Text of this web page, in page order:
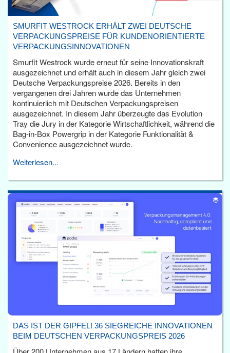
SMURFIT WESTROCK ERHÄLT ZWEI DEUTSCHE
VERPACKUNGSPREISE FÜR KUNDENORIENTIERTE
VERPACKUNGSINNOVATIONEN
Smurfit Westrock wurde erneut für seine Innovationskraft
ausgezeichnet und erhält auch in diesem Jahr gleich zwei
Deutsche Verpackungspreise 2026. Bereits in den
vergangenen drei Jahren wurde das Unternehmen
kontinuierlich mit Deutschen Verpackungspreisen
ausgezeichnet. In diesem Jahr überzeugte das Evolution
Tray die Jury in der Kategorie Wirtschaftlichkeit, während die
Bag-in-Box Powergrip in der Kategorie Funktionalität &
Convenience ausgezeichnet wurde.
Weiterlesen...
DAS IST DER GIPFEL! 36 SIEGREICHE INNOVATIONEN
BEIM DEUTSCHEN VERPACKUNGSPREIS 2026